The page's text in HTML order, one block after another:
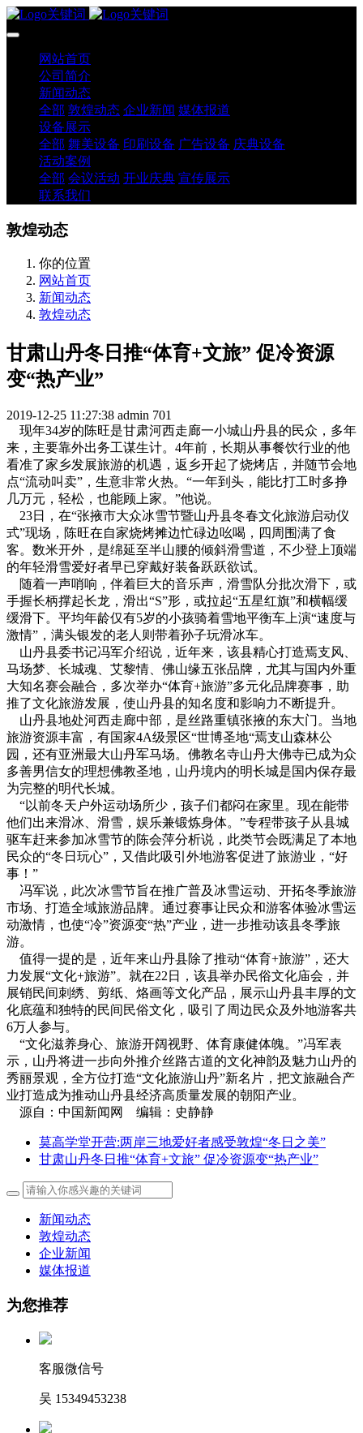
网站首页
公司简介
新闻动态
全部 敦煌动态 企业新闻 媒体报道
设备展示
全部 舞美设备 印刷设备 广告设备 庆典设备
活动案例
全部 会议活动 开业庆典 宣传展示
联系我们
敦煌动态
你的位置
网站首页
新闻动态
敦煌动态
甘肃山丹冬日推“体育+文旅” 促冷资源
变“热产业”
2019-12-25 11:27:38 admin 701
现年34岁的陈旺是甘肃河西走廊一小城山丹县的民众，多年
来，主要靠外出务工谋生计。4年前，长期从事餐饮行业的他
看准了家乡发展旅游的机遇，返乡开起了烧烤店，并随节会地
点“流动叫卖”，生意非常火热。“一年到头，能比打工时多挣
几万元，轻松，也能顾上家。”他说。
23日，在“张掖市大众冰雪节暨山丹县冬春文化旅游启动仪
式”现场，陈旺在自家烧烤摊边忙碌边吆喝，四周围满了食
客。数米开外，是绵延至半山腰的倾斜滑雪道，不少登上顶端
的年轻滑雪爱好者早已穿戴好装备跃跃欲试。
随着一声哨响，伴着巨大的音乐声，滑雪队分批次滑下，或
手握长柄撑起长龙，滑出“S”形，或拉起“五星红旗”和横幅缓
缓滑下。平均年龄仅有5岁的小孩骑着雪地平衡车上演“速度与
激情”，满头银发的老人则带着孙子玩滑冰车。
山丹县委书记冯军介绍说，近年来，该县精心打造焉支风、
马场梦、长城魂、艾黎情、佛山缘五张品牌，尤其与国内外重
大知名赛会融合，多次举办“体育+旅游”多元化品牌赛事，助
推了文化旅游发展，使山丹县的知名度和影响力不断提升。
山丹县地处河西走廊中部，是丝路重镇张掖的东大门。当地
旅游资源丰富，有国家4A级景区“世博圣地“焉支山森林公
园，还有亚洲最大山丹军马场。佛教名寺山丹大佛寺已成为众
多善男信女的理想佛教圣地，山丹境内的明长城是国内保存最
为完整的明代长城。
“以前冬天户外运动场所少，孩子们都闷在家里。现在能带
他们出来滑冰、滑雪，娱乐兼锻炼身体。”专程带孩子从县城
驱车赶来参加冰雪节的陈会萍分析说，此类节会既满足了本地
民众的“冬日玩心”，又借此吸引外地游客促进了旅游业，“好
事！”
冯军说，此次冰雪节旨在推广普及冰雪运动、开拓冬季旅游
市场、打造全域旅游品牌。通过赛事让民众和游客体验冰雪运
动激情，也使“冷”资源变“热”产业，进一步推动该县冬季旅
游。
值得一提的是，近年来山丹县除了推动“体育+旅游”，还大
力发展“文化+旅游”。就在22日，该县举办民俗文化庙会，并
展销民间刺绣、剪纸、烙画等文化产品，展示山丹县丰厚的文
化底蕴和独特的民间民俗文化，吸引了周边民众及外地游客共
6万人参与。
“文化滋养身心、旅游开阔视野、体育康健体魄。”冯军表
示，山丹将进一步向外推介丝路古道的文化神韵及魅力山丹的
秀丽景观，全方位打造“文化旅游山丹”新名片，把文旅融合产
业打造成为推动山丹县经济高质量发展的朝阳产业。
源自：中国新闻网 编辑：史静静
莫高学堂开营:两岸三地爱好者感受敦煌“冬日之美”
甘肃山丹冬日推“体育+文旅” 促冷资源变“热产业”
新闻动态
敦煌动态
企业新闻
媒体报道
为您推荐
客服微信号
吴 15349453238